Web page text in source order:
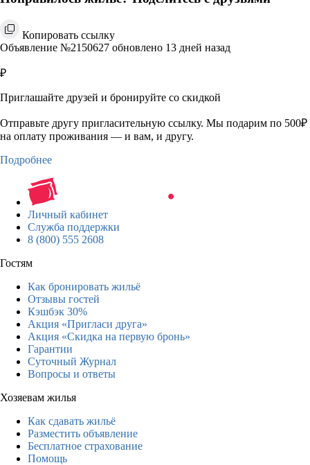
Копировать ссылку
Объявление №2150627 обновлено 13 дней назад
₽
Приглашайте друзей и бронируйте со скидкой
Отправьте другу пригласительную ссылку. Мы подарим по 500₽
на оплату проживания — и вам, и другу.
Подробнее
Личный кабинет
Служба поддержки
8 (800) 555 2608
Гостям
Как бронировать жильё
Отзывы гостей
Кэшбэк 30%
Акция «Пригласи друга»
Акция «Скидка на первую бронь»
Гарантии
Суточный Журнал
Вопросы и ответы
Хозяевам жилья
Как сдавать жильё
Разместить объявление
Бесплатное страхование
Помощь